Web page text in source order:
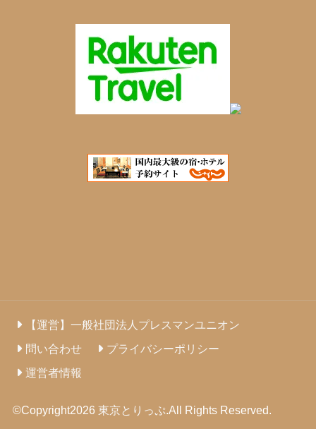
【運営】一般社団法人プレスマンユニオン
問い合わせ
プライバシーポリシー
運営者情報
©Copyright2026 東京とりっぷ.All Rights Reserved.